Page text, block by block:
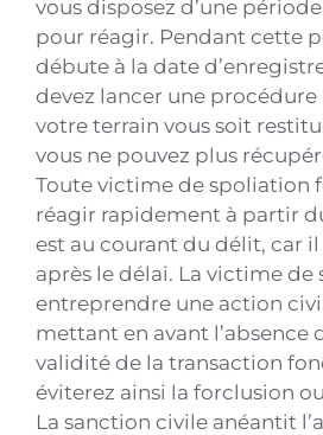
vous disposez d’une
pour réagir. Pendant cette
débute à la date
devez lancer une
votre terrain vous soit
vous ne pouvez plus
Toute victime de spoliation
réagir rapidement à partir
est au courant du délit, car
après le délai. La victime
entreprendre une action
mettant en avant l’absence
validité de la transaction
éviterez ainsi la forclusion
La sanction civile anéantit